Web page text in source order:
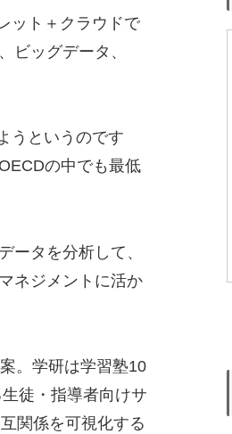
ット＋クラウドで
ビッグデータ、
うというのです
の中でも最低
ータを分析して、
ネジメントに活か
。学研は学習塾10
徒・指導者向けサ
関係を可視化する